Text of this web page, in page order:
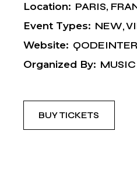
Location: PARIS,
Event Types: NEW
Website:
Organized By:
BUY TICKETS